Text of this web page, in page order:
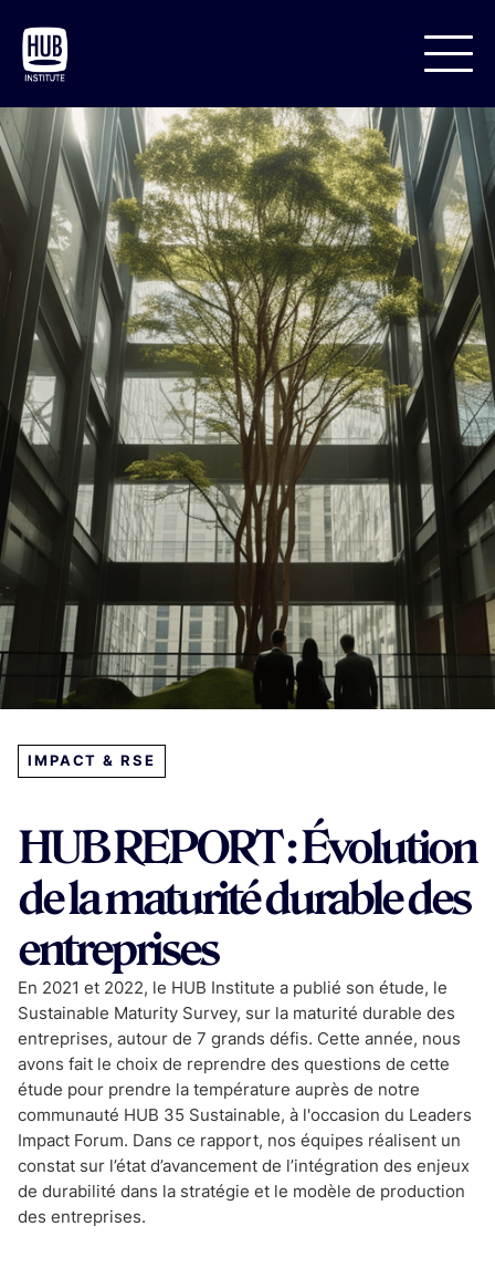
IMPACT & RSE
HUB REPORT : Évolution
de la maturité durable des
entreprises
En 2021 et 2022, le HUB Institute a publié son étude, le
Sustainable Maturity Survey, sur la maturité durable des
entreprises, autour de 7 grands défis. Cette année, nous
avons fait le choix de reprendre des questions de cette
étude pour prendre la température auprès de notre
communauté HUB 35 Sustainable, à l'occasion du Leaders
Impact Forum. Dans ce rapport, nos équipes réalisent un
constat sur l’état d’avancement de l’intégration des enjeux
de durabilité dans la stratégie et le modèle de production
des entreprises.